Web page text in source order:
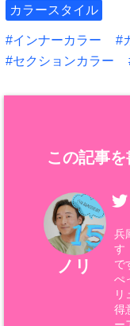
カラースタイル
インナーカラー
セクションカラー
この記事
ノリ
兵
す
で
ぺ
リ
得